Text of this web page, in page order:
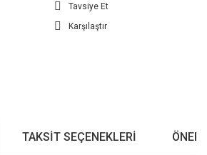
Tavsiye Et
Karşılaştır
TAKSIT SEÇENEKLERI